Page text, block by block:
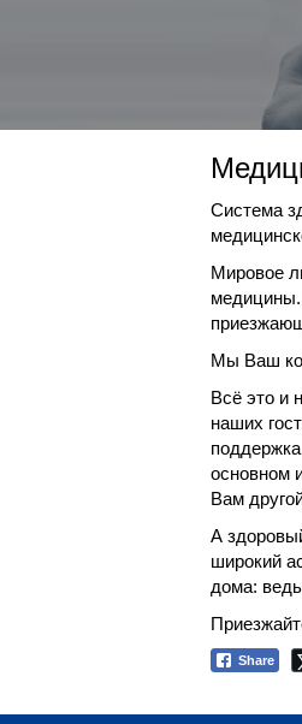
Система
Мировое
медицины.
Мы Ваш
Всё это и
наших
основном
Вам
А
широкий
дома:
Share